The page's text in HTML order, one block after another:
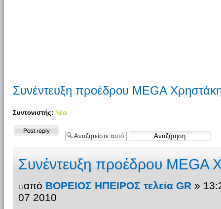
Συνέντευξη προέδρου MEGA Χρηστάκη
Συντονιστής: Νέοι
Δημιουργία
Συνέντευξη προέδρου MEGA
από ΒΟΡΕΙΟΣ ΗΠΕΙΡΟΣ τελεία GR »
07 2010